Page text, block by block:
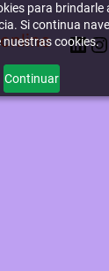
para brindarle
Si continua
nuestras cookies.
Continuar